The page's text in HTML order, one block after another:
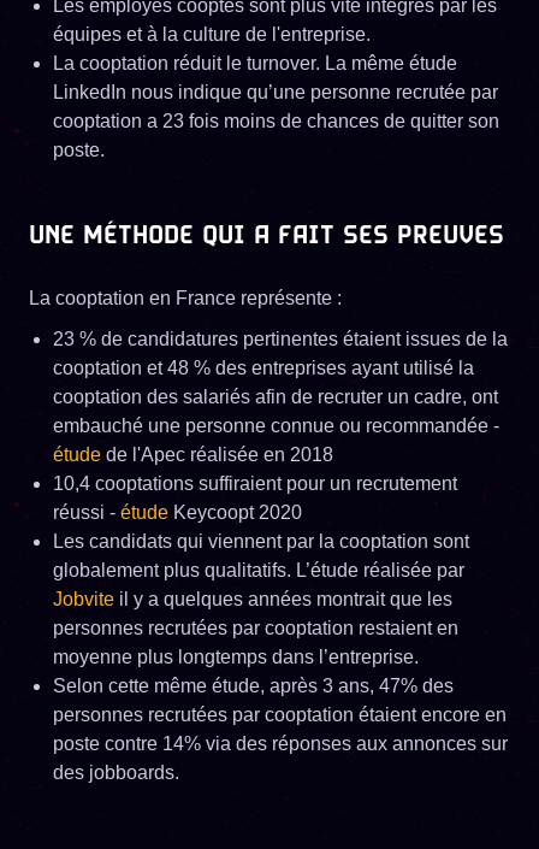
Les employés cooptés sont plus vite intégrés par les
équipes et à la culture de l'entreprise.
La cooptation réduit le turnover. La même étude
LinkedIn nous indique qu’une personne recrutée par
cooptation a 23 fois moins de chances de quitter son
poste.
UNE MÉTHODE QUI A FAIT SES PREUVES
La cooptation en France représente :
23 % de candidatures pertinentes étaient issues de la
cooptation et 48 % des entreprises ayant utilisé la
cooptation des salariés afin de recruter un cadre, ont
embauché une personne connue ou recommandée -
étude de l'Apec réalisée en 2018
10,4 cooptations suffiraient pour un recrutement
réussi - étude Keycoopt 2020
Les candidats qui viennent par la cooptation sont
globalement plus qualitatifs. L’étude réalisée par
Jobvite il y a quelques années montrait que les
personnes recrutées par cooptation restaient en
moyenne plus longtemps dans l’entreprise.
Selon cette même étude, après 3 ans, 47% des
personnes recrutées par cooptation étaient encore en
poste contre 14% via des réponses aux annonces sur
des jobboards.